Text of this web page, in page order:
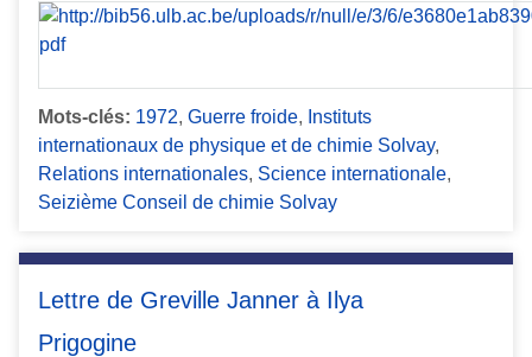
Mots-clés: 1972, Guerre froide, Instituts
internationaux de physique et de chimie Solvay,
Relations internationales, Science internationale,
Seizième Conseil de chimie Solvay
Lettre de Greville Janner à Ilya
Prigogine